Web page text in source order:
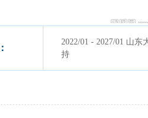
2022/01 - 2027/01 山东
持